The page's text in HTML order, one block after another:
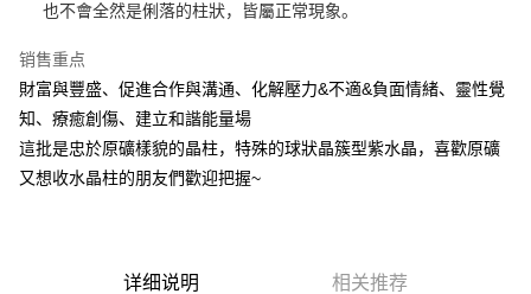
街口支付
悠遊付
ATM付款
也不會全然是俐落的柱狀，皆屬正常現象。
销售重点
財富與豐盛、促進合作與溝通、化解壓力&不適&負面情緒、靈性覺
知、療癒創傷、建立和諧能量場
這批是忠於原礦樣貌的晶柱，特殊的球狀晶簇型紫水晶，喜歡原礦
又想收水晶柱的朋友們歡迎把握~
详细说明 相关推荐